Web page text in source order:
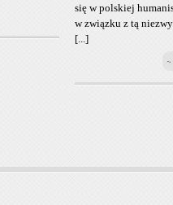
się w polskiej
w związku z tą
[...]